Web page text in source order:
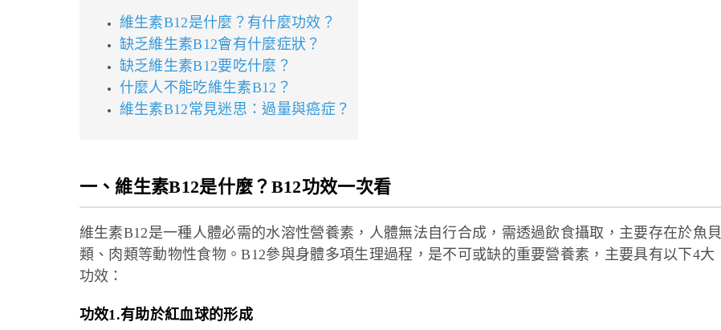
維生素B12是什麼？有什麼功效？
缺乏維生素B12會有什麼症狀？
缺乏維生素B12要吃什麼？
什麼人不能吃維生素B12？
維生素B12常見迷思：過量與癌症？
一、維生素B12是什麼？B12功效一次看
維生素B12是一種人體必需的水溶性營養素，人體無法自行合成，需透過飲食攝取，主要存在於魚貝
類、肉類等動物性食物。B12參與身體多項生理過程，是不可或缺的重要營養素，主要具有以下4大
功效：
功效1.有助於紅血球的形成